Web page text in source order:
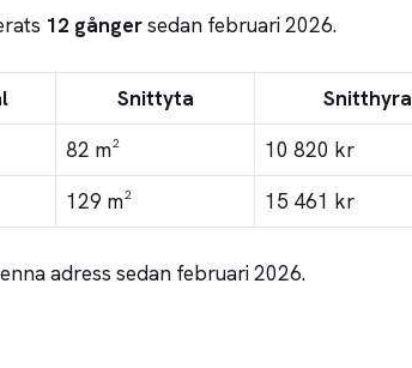
12 gångersedan februari 2026.
Snittyta Snitthyra
82 m² 10 820 kr
129 m² 15 461 kr
adress sedan februari 2026.